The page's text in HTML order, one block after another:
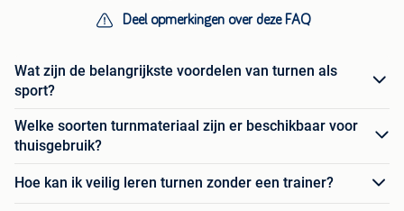
Deel opmerkingen over deze FAQ
Wat zijn de belangrijkste voordelen van turnen als
sport?
Welke soorten turnmateriaal zijn er beschikbaar voor
thuisgebruik?
Hoe kan ik veilig leren turnen zonder een trainer?